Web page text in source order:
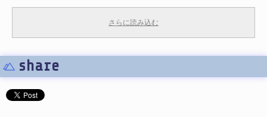
さらに読み込む
share